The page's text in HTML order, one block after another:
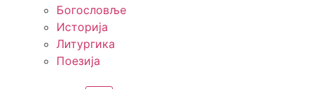
Богословље
Историја
Литургика
Поезија